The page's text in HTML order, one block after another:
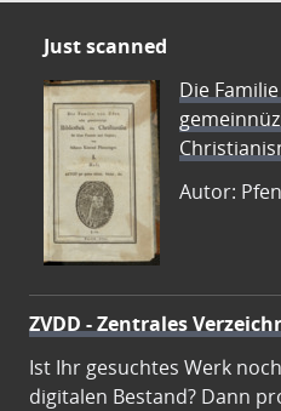
Just scanned
Die
Autor:
ZVDD - Zentrales
Ist Ihr gesuchtes Werk
digitalen Bestand? Dann